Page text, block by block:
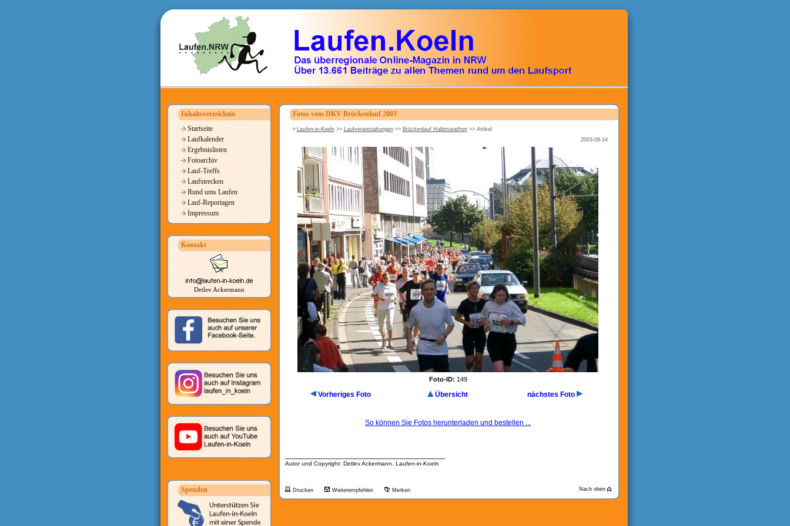
Inhaltsverzeichnis
Startseite
Laufkalender
Ergebnislisten
Fotoarchiv
Lauf-Treffs
Laufstrecken
Rund ums Laufen
Lauf-Reportagen
Impressum
Kontakt
Detlev Ackermann
Spenden
Fotos vom DKV Brückenlauf 2003
Laufen-in-Koeln>> Laufveranstaltungen>> Brückenlauf Halbmarathon>> Artikel
2003-09-14
Foto-ID: 149
Vorheriges Foto Übersicht nächstes Foto
So können Sie Fotos herunterladen und bestellen ...
Autor und Copyright: Detlev Ackermann, Laufen-in-Koeln
Drucken Weiterempfehlen Merken Nach oben